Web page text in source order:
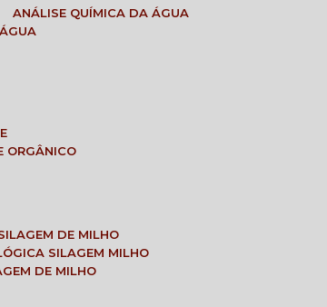
ANÁLISE QUÍMICA DA ÁGUA
ORGÂNICO
DE MILHO
SILAGEM MILHO
DE MILHO